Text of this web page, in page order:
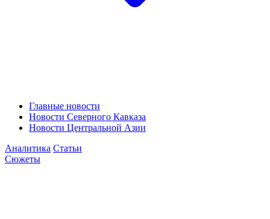
Главные новости
Новости Северного Кавказа
Новости Центральной Азии
Аналитика Статьи
Сюжеты